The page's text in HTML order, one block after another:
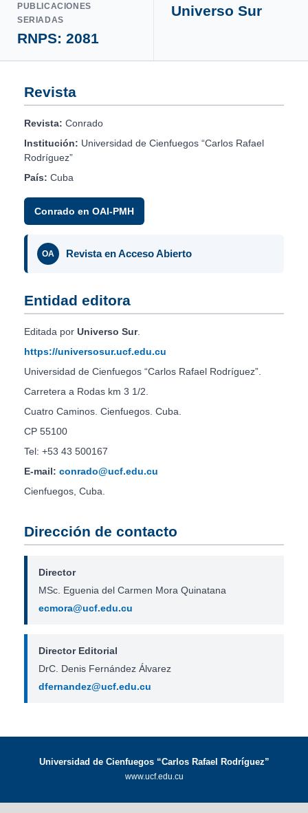
PUBLICACIONES
SERIADAS
RNPS: 2081
Universo Sur
Revista
Revista: Conrado
Institución: Universidad de Cienfuegos “Carlos Rafael
Rodríguez”
País: Cuba
Conrado en OAI-PMH
OA Revista en Acceso Abierto
Entidad editora
Editada por Universo Sur.
https://universosur.ucf.edu.cu
Universidad de Cienfuegos “Carlos Rafael Rodríguez”.
Carretera a Rodas km 3 1/2.
Cuatro Caminos. Cienfuegos. Cuba.
CP 55100
Tel: +53 43 500167
E-mail: conrado@ucf.edu.cu
Cienfuegos, Cuba.
Dirección de contacto
Director
MSc. Eguenia del Carmen Mora Quinatana
ecmora@ucf.edu.cu
Director Editorial
DrC. Denis Fernández Álvarez
dfernandez@ucf.edu.cu
Universidad de Cienfuegos “Carlos Rafael Rodríguez”
www.ucf.edu.cu